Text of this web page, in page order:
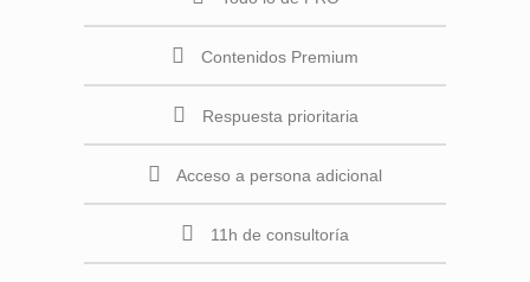
Contenidos Premium
Respuesta prioritaria
Acceso a persona adicional
11h de consultoría